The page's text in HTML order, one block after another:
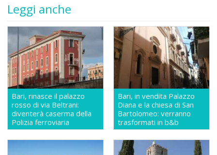
Leggi anche
Bari, rinasce il palazzo
rosso di via Beltrani:
diventerà caserma della
Polizia ferroviaria
Bari, in vendita Palazzo
Diana e la chiesa di San
Bartolomeo: verranno
trasformati in b&b